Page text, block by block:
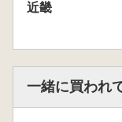
近畿
一緒に買われ